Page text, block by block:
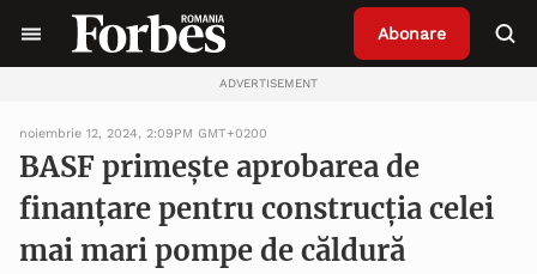
Abonare
ADVERTISEMENT
noiembrie 12, 2024, 2:09PM GMT+0200
BASF primește aprobarea de
finanțare pentru construcția celei
mai mari pompe de căldură